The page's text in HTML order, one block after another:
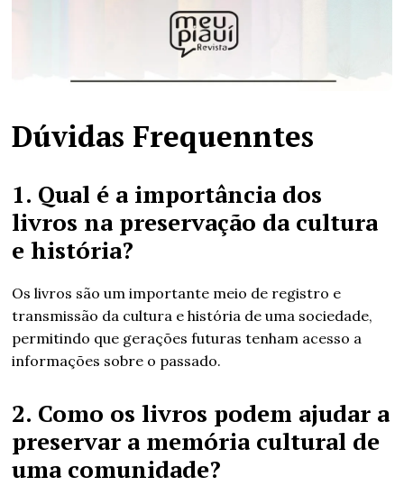
Dúvidas Frequenntes
1. Qual é a importância dos
livros na preservação da cultura
e história?
Os livros são um importante meio de registro e
transmissão da cultura e história de uma sociedade,
permitindo que gerações futuras tenham acesso a
informações sobre o passado.
2. Como os livros podem ajudar a
preservar a memória cultural de
uma comunidade?